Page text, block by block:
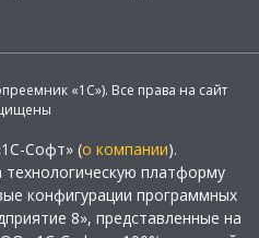
«1С»). Все права на сайт
Софт» (о компании).
платформу
конфигурации программных
8», представленные на